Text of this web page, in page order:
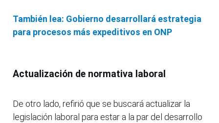
También lea: Gobierno desarrollará estrategia
para procesos más expeditivos en ONP
Actualización de normativa laboral
De otro lado, refirió que se buscará actualizar la
legislación laboral para estar a la par del desarrollo